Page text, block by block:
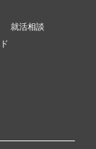
就活相談